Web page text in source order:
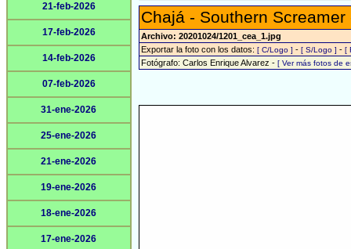
21-feb-2026
17-feb-2026
14-feb-2026
07-feb-2026
31-ene-2026
25-ene-2026
21-ene-2026
19-ene-2026
18-ene-2026
17-ene-2026
Chajá - Southern
Archivo: 20201024/1201_cea_1.jpg
Exportar la foto con los datos: [ C/Logo ] - [ S/Logo ] - [
Fotógrafo: Carlos Enrique Alvarez - [ Ver más fotos de